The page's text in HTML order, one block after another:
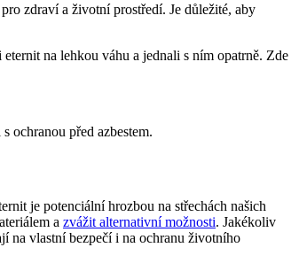
zdraví a životní prostředí. Je důležité, aby
na lehkou váhu a jednali s ním opatrně. Zde
ochranou před azbestem.
je potenciální hrozbou na střechách našich
a zvážit alternativní možnosti. Jakékoliv
na vlastní bezpečí i na ochranu životního